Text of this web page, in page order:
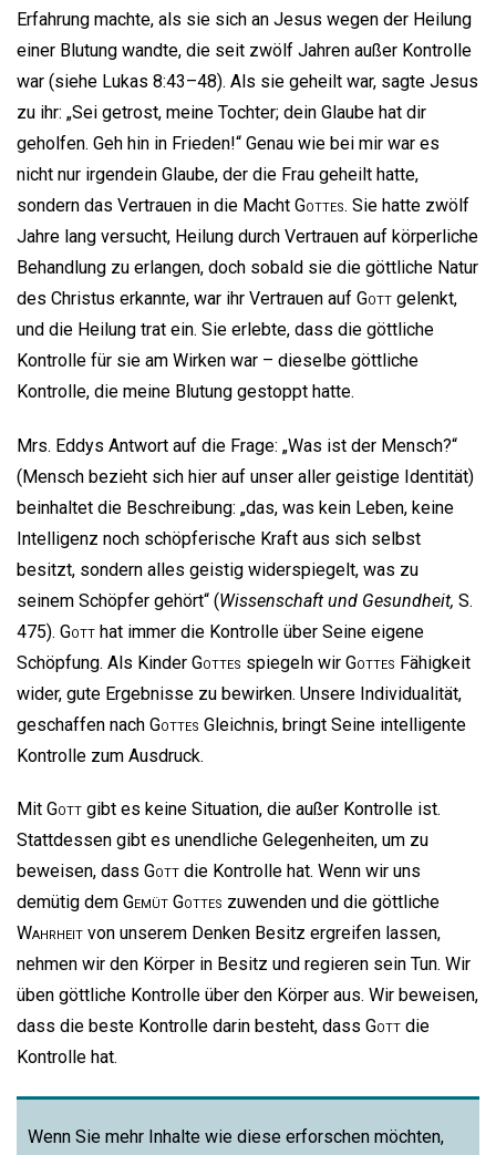
Erfahrung machte, als sie sich an Jesus wegen der Heilung
einer Blutung wandte, die seit zwölf Jahren außer Kontrolle
war (siehe Lukas 8:43–48). Als sie geheilt war, sagte Jesus
zu ihr: „Sei getrost, meine Tochter; dein Glaube hat dir
geholfen. Geh hin in Frieden!“ Genau wie bei mir war es
nicht nur irgendein Glaube, der die Frau geheilt hatte,
sondern das Vertrauen in die Macht Gottes. Sie hatte zwölf
Jahre lang versucht, Heilung durch Vertrauen auf körperliche
Behandlung zu erlangen, doch sobald sie die göttliche Natur
des Christus erkannte, war ihr Vertrauen auf Gott gelenkt,
und die Heilung trat ein. Sie erlebte, dass die göttliche
Kontrolle für sie am Wirken war – dieselbe göttliche
Kontrolle, die meine Blutung gestoppt hatte.
Mrs. Eddys Antwort auf die Frage: „Was ist der Mensch?“
(Mensch bezieht sich hier auf unser aller geistige Identität)
beinhaltet die Beschreibung: „das, was kein Leben, keine
Intelligenz noch schöpferische Kraft aus sich selbst
besitzt, sondern alles geistig widerspiegelt, was zu
seinem Schöpfer gehört“ (Wissenschaft und Gesundheit, S.
475). Gott hat immer die Kontrolle über Seine eigene
Schöpfung. Als Kinder Gottes spiegeln wir Gottes Fähigkeit
wider, gute Ergebnisse zu bewirken. Unsere Individualität,
geschaffen nach Gottes Gleichnis, bringt Seine intelligente
Kontrolle zum Ausdruck.
Mit Gott gibt es keine Situation, die außer Kontrolle ist.
Stattdessen gibt es unendliche Gelegenheiten, um zu
beweisen, dass Gott die Kontrolle hat. Wenn wir uns
demütig dem Gemüt Gottes zuwenden und die göttliche
Wahrheit von unserem Denken Besitz ergreifen lassen,
nehmen wir den Körper in Besitz und regieren sein Tun. Wir
üben göttliche Kontrolle über den Körper aus. Wir beweisen,
dass die beste Kontrolle darin besteht, dass Gott die
Kontrolle hat.
Wenn Sie mehr Inhalte wie diese erforschen möchten,